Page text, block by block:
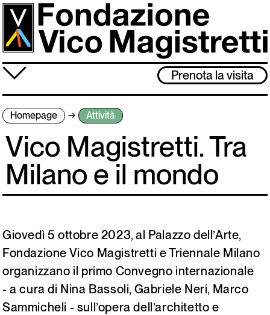
Salta
contenuto
principale
≡ Prenota la visita
Fondazione
Attività
Vico Magistretti
Visita
Italiano English
Homepage Attività
Vico Magistretti. Tra
Milano e il mondo
Giovedì 5 ottobre 2023, al Palazzo dell’Arte,
Fondazione Vico Magistretti e Triennale Milano
organizzano il primo Convegno internazionale
- a cura di Nina Bassoli, Gabriele Neri, Marco
Sammicheli - sull’opera dell’architetto e